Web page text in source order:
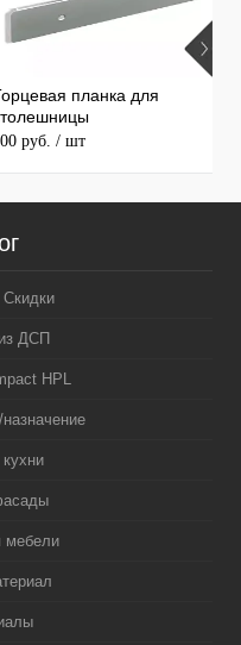
планка для
руб. / шт
ДСП
HPL
мебели